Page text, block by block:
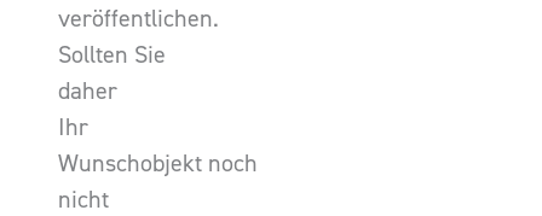
veröffentlichen.
Sollten Sie
daher
Ihr
Wunschobjekt noch
nicht